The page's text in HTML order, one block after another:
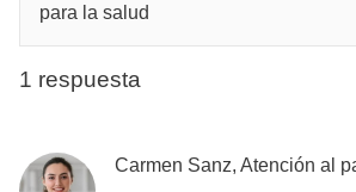
para la salud
1 respuesta
Carmen Sanz, Atención al